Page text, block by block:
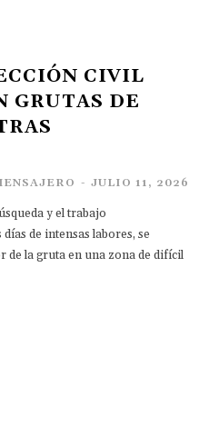
CIVIL
GRUTAS DE
- JULIO 11, 2026
y el trabajo
de intensas labores, se
de la gruta en una zona de difícil